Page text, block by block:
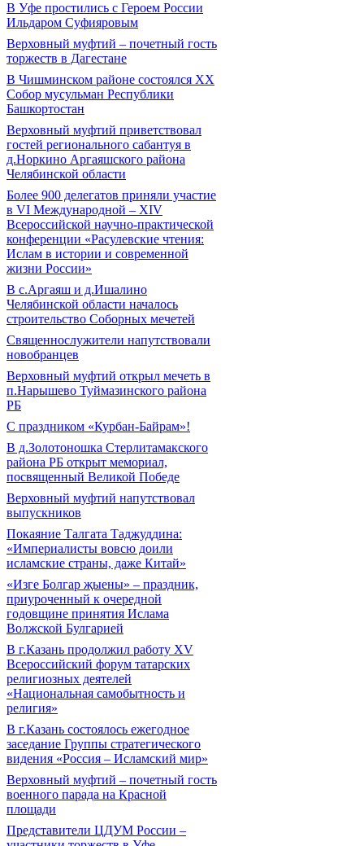
В Уфе простились с Героем России
Ильдаром Суфияровым
Верховный муфтий – почетный гость
торжеств в Дагестане
В Чишминском районе состоялся XX
Собор мусульман Республики
Башкортостан
Верховный муфтий приветствовал
гостей регионального сабантуя в
д.Норкино Аргаяшского района
Челябинской области
Более 900 делегатов приняли участие
в VI Международной – ХIV
Всероссийской научно-практической
конференции «Расулевские чтения:
Ислам в истории и современной
жизни России»
В с.Аргаяш и д.Ишалино
Челябинской области началось
строительство Соборных мечетей
Священнослужители напутствовали
новобранцев
Верховный муфтий открыл мечеть в
п.Нарышево Туймазинского района
РБ
С праздником «Курбан-Байрам»!
В д.Золотоношка Стерлитамакского
района РБ открыт мемориал,
посвященный Великой Победе
Верховный муфтий напутствовал
выпускников
Покаяние Талгата Таджуддина:
«Империалисты вовсю доили
исламские страны, даже Китай»
«Изге Болгар җыены» – праздник,
приуроченный к очередной
годовщине принятия Ислама
Волжской Булгарией
В г.Казань продолжил работу XV
Всероссийский форум татарских
религиозных деятелей
«Национальная самобытность и
религия»
В г.Казань состоялось ежегодное
заседание Группы стратегического
видения «Россия – Исламский мир»
Верховный муфтий – почетный гость
военного парада на Красной
площади
Представители ЦДУМ России –